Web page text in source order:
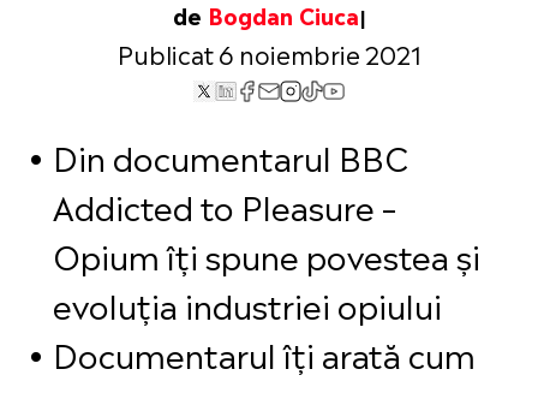
de Bogdan Ciuca
Publicat 6 noiembrie 2021
Din documentarul BBC
Addicted to Pleasure –
Opium îți spune povestea și
evoluția industriei opiului
Documentarul îți arată cum